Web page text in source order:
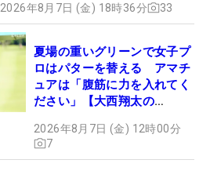
2026年8月7日 (金) 18時36分 33
夏場の重いグリーンで女子プ
ロはパターを替える アマチ
ュアは「腹筋に力を入れてく
ださい」【大西翔太の
2026年8月7日 (金) 12時00分
7